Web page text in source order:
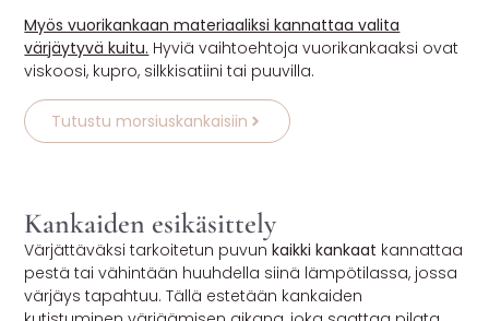
Myös vuorikankaan materiaaliksi kannattaa valita
värjäytyvä kuitu. Hyviä vaihtoehtoja vuorikankaaksi ovat
viskoosi, kupro, silkkisatiini tai puuvilla.
Tutustu morsiuskankaisiin
Kankaiden esikäsittely
Värjättäväksi tarkoitetun puvunkaikki kankaat kannattaa
pestä tai vähintään huuhdella siinä lämpötilassa, jossa
värjäys tapahtuu. Tällä estetään kankaiden